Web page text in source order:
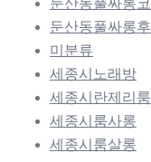
둔산동풀싸롱후
미분류
세종시노래방
세종시란제리룸
세종시룸사롱
세종시룸살롱